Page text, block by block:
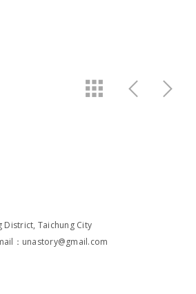
District, Taichung City
：unastory@gmail.com